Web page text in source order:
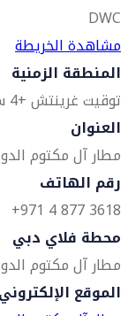
DWC
مشاهدة الخريطة
المنطقة الزمنية
توقيت غرينتش +4 ساعات
العنوان
مطار آل مكتوم
رقم الهاتف
3618 877 4 971+
محطة فلاي دبي
مطار آل مكتوم
الموقع الإلكتروني